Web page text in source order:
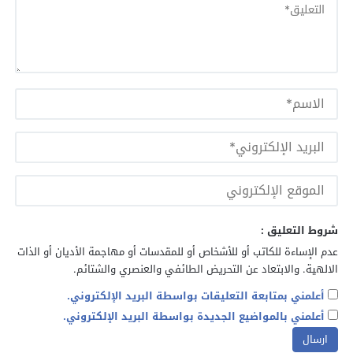
شروط التعليق :
عدم الإساءة للكاتب أو للأشخاص أو للمقدسات أو مهاجمة الأديان أو الذات
الالهية. والابتعاد عن التحريض الطائفي والعنصري والشتائم.
أعلمني بمتابعة التعليقات بواسطة البريد الإلكتروني.
أعلمني بالمواضيع الجديدة بواسطة البريد الإلكتروني.